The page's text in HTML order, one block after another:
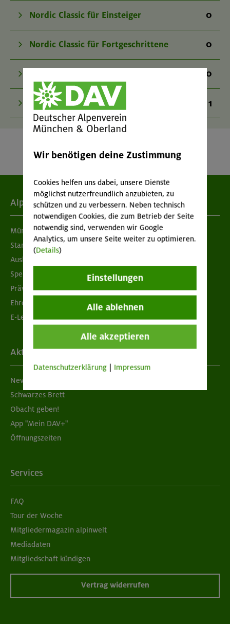
Nordic Classic für Einsteiger 0
Nordic Classic für Fortgeschrittene 0
0
Nordic Classic Spezialkurse 1
Alpenverein
München & Oberland
Standorte
Ausbildung & Jobs
Spenden
Prävention sexualisierter Gewalt
Ehrenamtsbörse
E-Learning
Aktuelles
Newsletter
Schwarzes Brett
Obacht geben!
App "Mein DAV+"
Öffnungszeiten
Services
FAQ
Tour der Woche
Mitgliedermagazin alpinwelt
Mediadaten
Mitgliedschaft kündigen
Vertrag widerrufen
Wir benötigen deine Zustimmung
Cookies helfen uns dabei, unsere Dienste
möglichst nutzerfreundlich anzubieten, zu
schützen und zu verbessern. Neben technisch
notwendigen Cookies, die zum Betrieb der Seite
notwendig sind, verwenden wir Google
Analytics, um unsere Seite weiter zu optimieren.
(Details)
Einstellungen
Alle ablehnen
Alle akzeptieren
Datenschutzerklärung Impressum